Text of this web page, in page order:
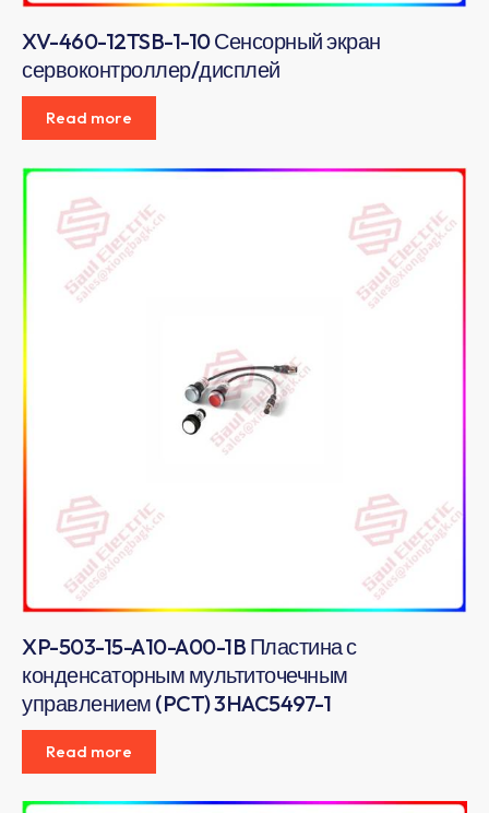
XV-460-12TSB-1-10 Сенсорный экран
сервоконтроллер/дисплей
Read more
XP-503-15-A10-A00-1B Пластина с
конденсаторным мультиточечным
управлением (PCT) 3HAC5497-1
Read more